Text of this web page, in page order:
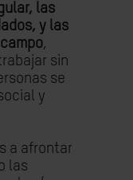
las
y las
,
sin
se
y
a afrontar
las